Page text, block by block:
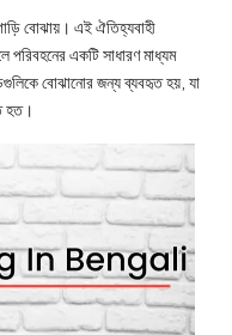
গাড়ি বোঝায়। এই ঐতিহ্যবাহী
পরিবহনের একটি সাধারণ মাধ্যম
বোঝানোর জন্য ব্যবহৃত হয়, যা
হত।